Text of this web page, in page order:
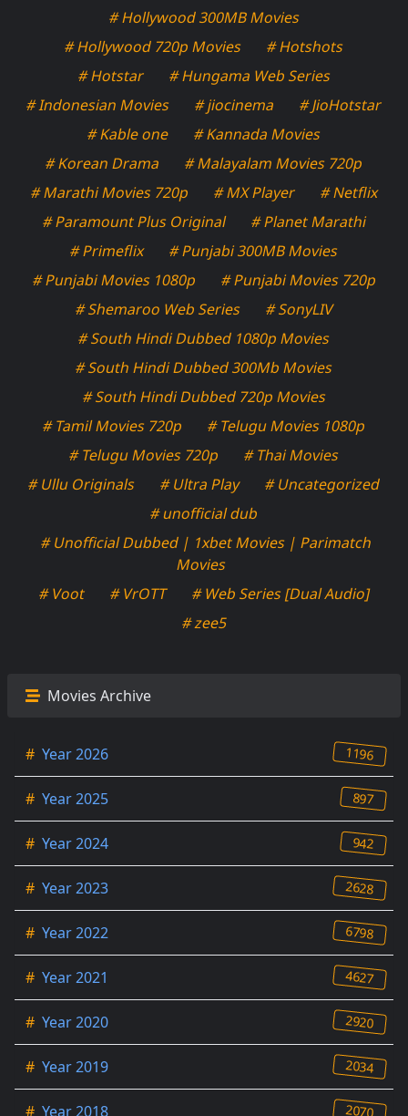
# Hollywood 300MB Movies
# Hollywood 720p Movies
# Hotshots
# Hotstar
# Hungama Web Series
# Indonesian Movies
# jiocinema
# JioHotstar
# Kable one
# Kannada Movies
# Korean Drama
# Malayalam Movies 720p
# Marathi Movies 720p
# MX Player
# Netflix
# Paramount Plus Original
# Planet Marathi
# Primeflix
# Punjabi 300MB Movies
# Punjabi Movies 1080p
# Punjabi Movies 720p
# Shemaroo Web Series
# SonyLIV
# South Hindi Dubbed 1080p Movies
# South Hindi Dubbed 300Mb Movies
# South Hindi Dubbed 720p Movies
# Tamil Movies 720p
# Telugu Movies 1080p
# Telugu Movies 720p
# Thai Movies
# Ullu Originals
# Ultra Play
# Uncategorized
# unofficial dub
# Unofficial Dubbed | 1xbet Movies | Parimatch
Movies
# Voot
# VrOTT
# Web Series [Dual Audio]
# zee5
Movies Archive
# Year 2026 1196
# Year 2025 897
# Year 2024 942
# Year 2023 2628
# Year 2022 6798
# Year 2021 4627
# Year 2020 2920
# Year 2019 2034
# Year 2018 2070